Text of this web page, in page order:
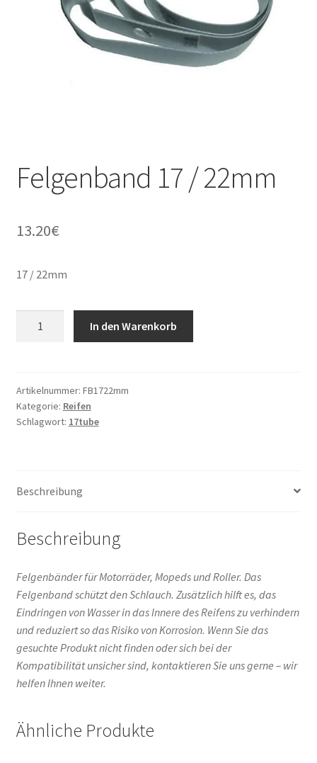
Felgenband 17 / 22mm
13.20€
17 / 22mm
Menge
In den Warenkorb
Artikelnummer: FB1722mm
Kategorie: Reifen
Schlagwort: 17tube
Beschreibung
Beschreibung
Felgenbänder für Motorräder, Mopeds und Roller. Das
Felgenband schützt den Schlauch. Zusätzlich hilft es, das
Eindringen von Wasser in das Innere des Reifens zu verhindern
und reduziert so das Risiko von Korrosion. Wenn Sie das
gesuchte Produkt nicht finden oder sich bei der
Kompatibilität unsicher sind, kontaktieren Sie uns gerne – wir
helfen Ihnen weiter.
Ähnliche Produkte